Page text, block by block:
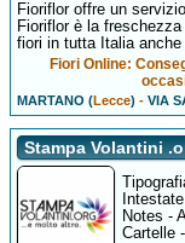
Fioriflor offre un
Fioriflor è la
fiori in tutta Italia
Fiori Online:
MARTANO (Lecce) -VIA
Stampa Volantini
Notes -
Cartelle